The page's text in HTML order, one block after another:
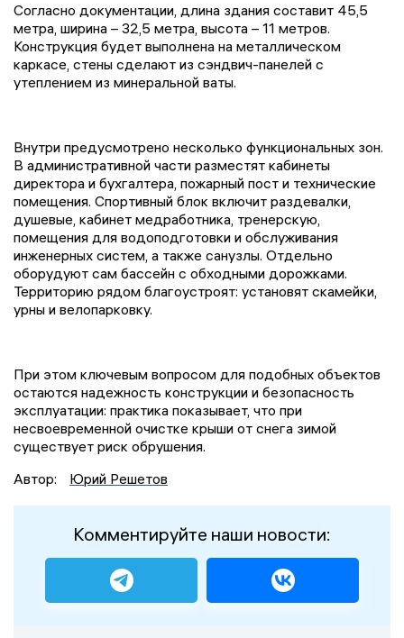
Согласно документации, длина здания составит 45,5
метра, ширина – 32,5 метра, высота – 11 метров.
Конструкция будет выполнена на металлическом
каркасе, стены сделают из сэндвич-панелей с
утеплением из минеральной ваты.
Внутри предусмотрено несколько функциональных зон.
В административной части разместят кабинеты
директора и бухгалтера, пожарный пост и технические
помещения. Спортивный блок включит раздевалки,
душевые, кабинет медработника, тренерскую,
помещения для водоподготовки и обслуживания
инженерных систем, а также санузлы. Отдельно
оборудуют сам бассейн с обходными дорожками.
Территорию рядом благоустроят: установят скамейки,
урны и велопарковку.
При этом ключевым вопросом для подобных объектов
остаются надежность конструкции и безопасность
эксплуатации: практика показывает, что при
несвоевременной очистке крыши от снега зимой
существует риск обрушения.
Автор:
Юрий Решетов
Комментируйте наши новости: